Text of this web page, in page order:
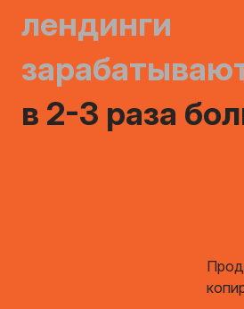
лендинги
в 2-3 раза